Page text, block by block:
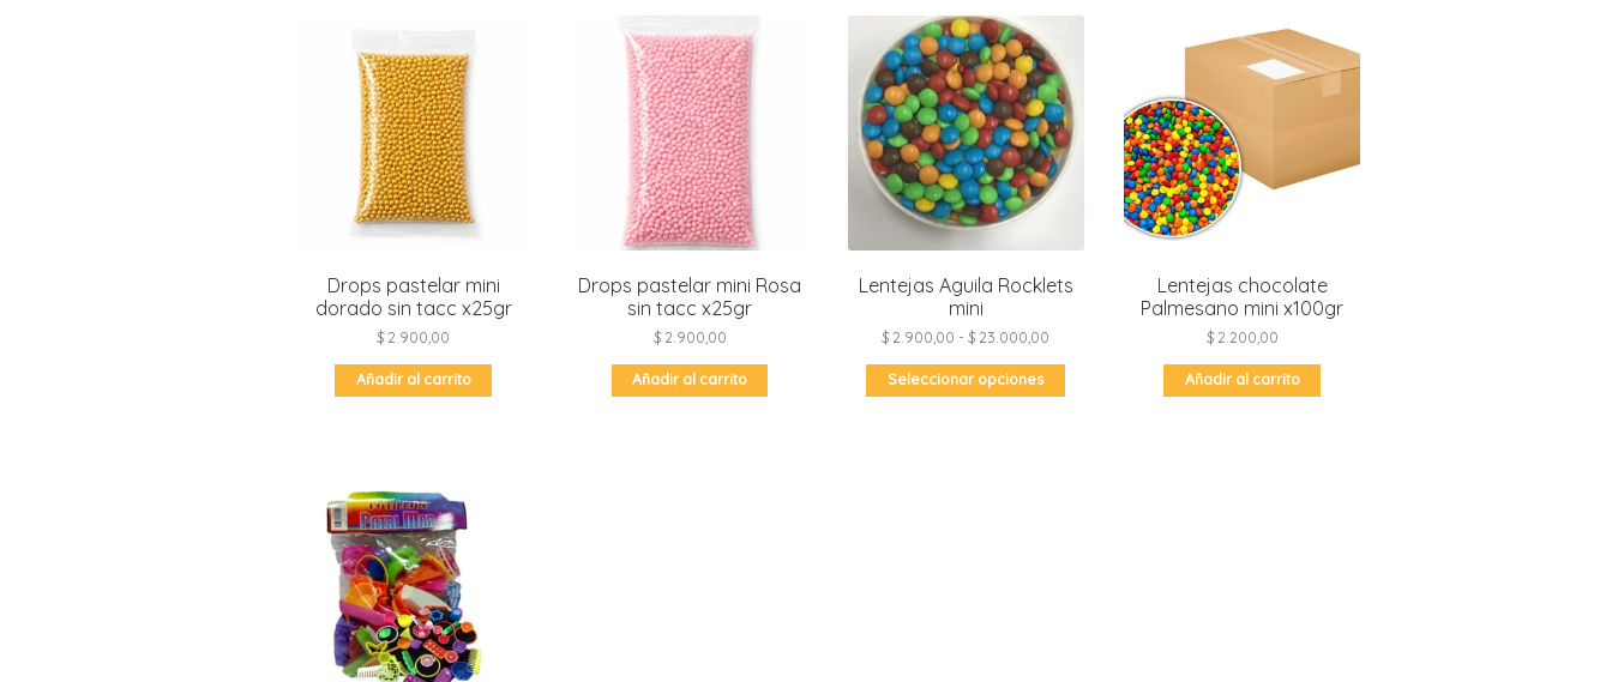
Drops pastelar mini
dorado sin tacc x25gr
$2.900,00
Añadir al carrito
Drops pastelar mini Rosa
sin tacc x25gr
$2.900,00
Añadir al carrito
Lentejas Aguila Rocklets
mini
$2.900,00 - $23.000,00
precios:
$ 2.900,00
Seleccionar opciones
Este
tiene
Lentejas chocolate
Palmesano mini x100gr
$2.200,00
Añadir al carrito